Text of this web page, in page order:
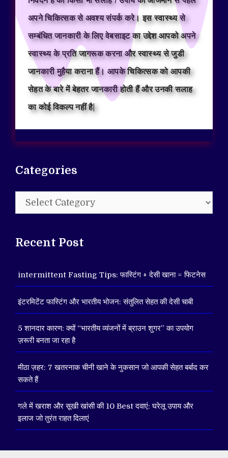
अपने चिकित्सक से अवश्य संपर्क करे। इस स्वास्थ्य से
सम्बंधित जानकारी के लिए वेबसाइट का उद्देश आपको अपने
स्वास्थ्य के प्रति जागरूक करना और स्वास्थ्य से जुडी
जानकारी मुहैया कराना हैं। आपके चिकित्सक को आपकी
सेहत के बारे में बेहतर जानकारी होती हैं और उनकी सलाह
का कोई विकल्प नहीं है|
Categories
Categories
Recent Post
intermittent Fasting Tips: फास्टिंग + देसी खाना = फिटनेस
इंटरमिटेंट फास्टिंग और भारतीय भोजन: संतुलित सेहत की देसी चाबी
5 शानदार कारण: क्यों “भारतीय व्यंजनों में ब्राउन शुगर” का उपयोग
ज़रूरी बनता जा रहा है
मीठा ज़हर: 7 खतरनाक चीनी खाने के नुकसान जो आपकी सेहत बर्बाद कर
सकते हैं
गले में खराश और सूखी खांसी की 10 Best दवाएं: घरेलू उपाय और
इलाज जो तुरंत राहत दिलाएं